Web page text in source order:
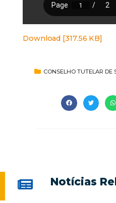
Download [317.56 KB]
CONSELHO TUTELAR DE
Notícias